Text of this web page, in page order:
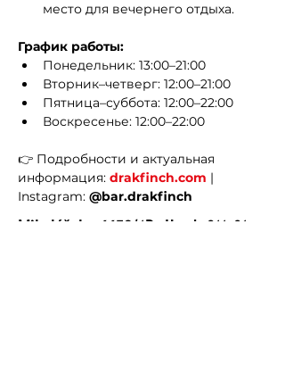
место для вечернего отдыха.
График работы:
Понедельник: 13:00–21:00
Вторник–четверг: 12:00–21:00
Пятница–суббота: 12:00–22:00
Воскресенье: 12:00–22:00
👉 Подробности и актуальная
информация: drakfinch.com |
Instagram: @bar.drakfinch
Mikulášska 6652/1B, Hrad, 811 01